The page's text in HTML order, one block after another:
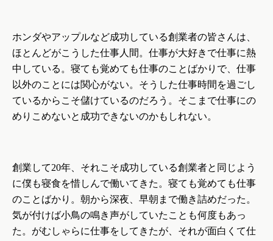
ホンダやアップルなど成功している創業者の皆さんは、
ほとんどがこうした仕事人間。仕事が大好きで仕事に熱
中している。寝ても覚めても仕事のことばかりで、仕事
以外のことには関心がない。そうした仕事時間を過ごし
ているからこそ儲けているのだろう。そこまで仕事にの
めりこめないと成功できないのかもしれない。
創業して20年、それこそ成功している創業者と同じよう
に僕も寝食を惜しんで働いてきた。寝ても覚めても仕事
のことばかり。朝から深夜、早朝まで働き詰めだった。
気が付けば小鳥の鳴き声がしていたことも何度もあっ
た。がむしゃらに仕事をしてきたが、それが面白くて仕